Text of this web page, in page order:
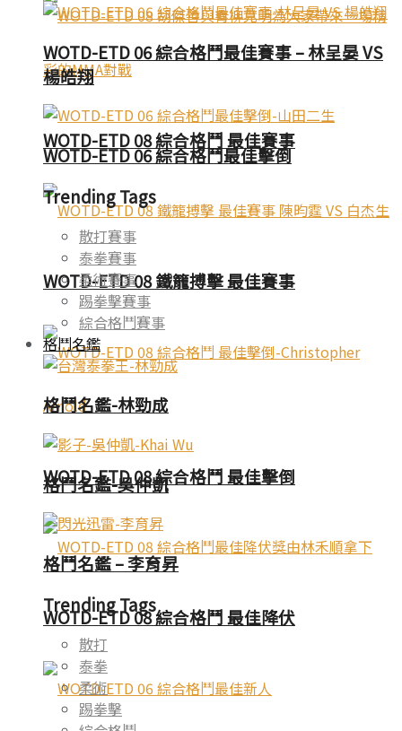
WOTD-ETD 08 綜合格鬥 最佳賽事
WOTD-ETD 08 鐵籠搏擊 最佳賽事
WOTD-ETD 08 綜合格鬥 最佳擊倒
WOTD-ETD 08 綜合格鬥 最佳降伏
WOTD-ETD 06 綜合格鬥最佳賽事 – 林呈晏 VS
楊皓翔
WOTD-ETD 06 綜合格鬥最佳擊倒
Trending Tags
散打賽事
泰拳賽事
柔術賽事
踢拳擊賽事
綜合格鬥賽事
格鬥名鑑
格鬥名鑑-林勁成
格鬥名鑑-吳仲凱
格鬥名鑑 – 李育昇
Trending Tags
散打
泰拳
柔術
踢拳擊